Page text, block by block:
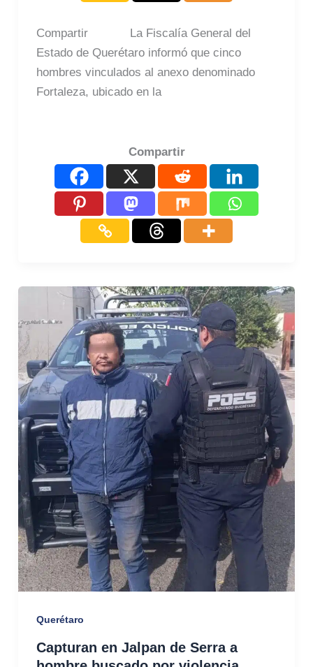
Compartir La Fiscalía General del
Estado de Querétaro informó que cinco
hombres vinculados al anexo denominado
Fortaleza, ubicado en la
Compartir
Querétaro
Capturan en Jalpan de Serra a